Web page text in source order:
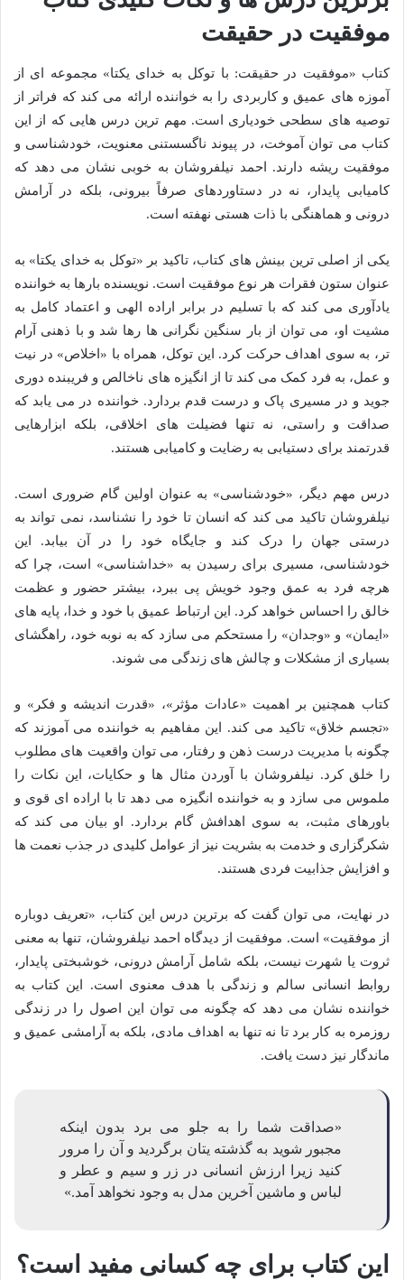
موفقیت در حقیقت
کتاب «موفقیت در حقیقت: با توکل به خدای یکتا» مجموعه ای از
آموزه های عمیق و کاربردی را به خواننده ارائه می کند که فراتر از
توصیه های سطحی خودیاری است. مهم ترین درس هایی که از این
کتاب می توان آموخت، در پیوند ناگسستنی معنویت، خودشناسی و
موفقیت ریشه دارند. احمد نیلفروشان به خوبی نشان می دهد که
کامیابی پایدار، نه در دستاوردهای صرفاً بیرونی، بلکه در آرامش
درونی و هماهنگی با ذات هستی نهفته است.
یکی از اصلی ترین بینش های کتاب، تاکید بر «توکل به خدای یکتا» به
عنوان ستون فقرات هر نوع موفقیت است. نویسنده بارها به خواننده
یادآوری می کند که با تسلیم در برابر اراده الهی و اعتماد کامل به
مشیت او، می توان از بار سنگین نگرانی ها رها شد و با ذهنی آرام
تر، به سوی اهداف حرکت کرد. این توکل، همراه با «اخلاص» در نیت
و عمل، به فرد کمک می کند تا از انگیزه های ناخالص و فریبنده دوری
جوید و در مسیری پاک و درست قدم بردارد. خواننده در می یابد که
صداقت و راستی، نه تنها فضیلت های اخلاقی، بلکه ابزارهایی
قدرتمند برای دستیابی به رضایت و کامیابی هستند.
درس مهم دیگر، «خودشناسی» به عنوان اولین گام ضروری است.
نیلفروشان تاکید می کند که انسان تا خود را نشناسد، نمی تواند به
درستی جهان را درک کند و جایگاه خود را در آن بیابد. این
خودشناسی، مسیری برای رسیدن به «خداشناسی» است، چرا که
هرچه فرد به عمق وجود خویش پی ببرد، بیشتر حضور و عظمت
خالق را احساس خواهد کرد. این ارتباط عمیق با خود و خدا، پایه های
«ایمان» و «وجدان» را مستحکم می سازد که به نوبه خود، راهگشای
بسیاری از مشکلات و چالش های زندگی می شوند.
کتاب همچنین بر اهمیت «عادات مؤثر»، «قدرت اندیشه و فکر» و
«تجسم خلاق» تاکید می کند. این مفاهیم به خواننده می آموزند که
چگونه با مدیریت درست ذهن و رفتار، می توان واقعیت های مطلوب
را خلق کرد. نیلفروشان با آوردن مثال ها و حکایات، این نکات را
ملموس می سازد و به خواننده انگیزه می دهد تا با اراده ای قوی و
باورهای مثبت، به سوی اهدافش گام بردارد. او بیان می کند که
شکرگزاری و خدمت به بشریت نیز از عوامل کلیدی در جذب نعمت ها
و افزایش جذابیت فردی هستند.
در نهایت، می توان گفت که برترین درس این کتاب، «تعریف دوباره
از موفقیت» است. موفقیت از دیدگاه احمد نیلفروشان، تنها به معنی
ثروت یا شهرت نیست، بلکه شامل آرامش درونی، خوشبختی پایدار،
روابط انسانی سالم و زندگی با هدف معنوی است. این کتاب به
خواننده نشان می دهد که چگونه می توان این اصول را در زندگی
روزمره به کار برد تا نه تنها به اهداف مادی، بلکه به آرامشی عمیق و
ماندگار نیز دست یافت.
«صداقت شما را به جلو می برد بدون اینکه
مجبور شوید به گذشته یتان برگردید و آن را مرور
کنید زیرا ارزش انسانی در زر و سیم و عطر و
لباس و ماشین آخرین مدل به وجود نخواهد آمد.»
این کتاب برای چه کسانی مفید است؟